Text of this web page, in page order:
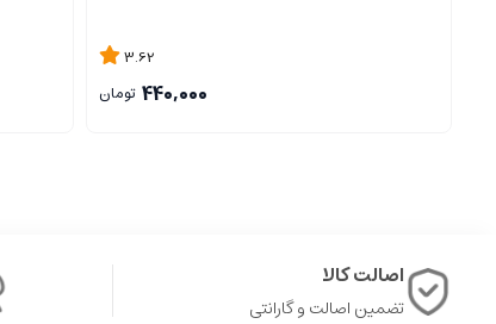
3.62
440,000 تومان
اصالت کالا
تضمین اصالت و گارانتی